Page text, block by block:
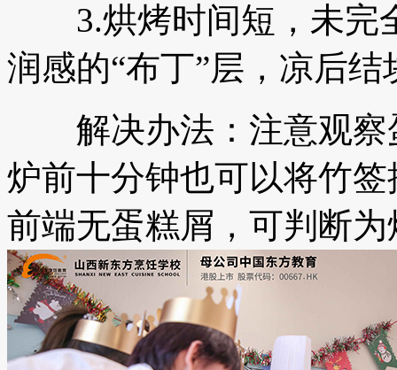
3.烘烤时间短，未完
润感的“布丁”层，凉后
解决办法：注意观察
炉前十分钟也可以将竹
前端无蛋糕屑，可判断